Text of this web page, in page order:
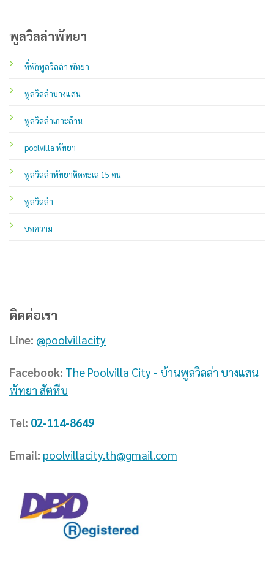
พูลวิลล่าพัทยา
ที่พักพูลวิลล่า พัทยา
พูลวิลล่าบางแสน
พูลวิลล่าเกาะล้าน
poolvilla พัทยา
พูลวิลล่าพัทยาติดทะเล 15 คน
พูลวิลล่า
บทความ
ติดต่อเรา
Line: @poolvillacity
Facebook: The Poolvilla City - บ้านพูลวิลล่า บางแสน
พัทยา สัตหีบ
Tel: 02-114-8649
Email: poolvillacity.th@gmail.com